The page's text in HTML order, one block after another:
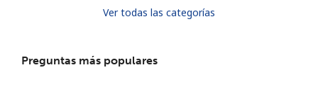
Ver todas las categorías
Preguntas más populares